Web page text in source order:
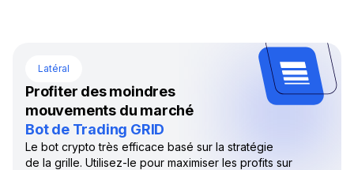
Latéral
Profiter des moindres
mouvements du marché
Bot de Trading GRID
Le bot crypto très efficace basé sur la stratégie
de la grille. Utilisez-le pour maximiser les profits sur